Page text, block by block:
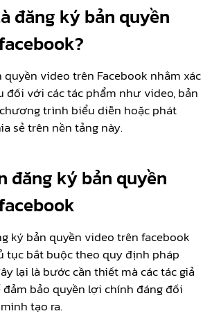
đăng ký bản quyền
quyền video trên Facebook nhằm xác
đối với các tác phẩm như video, bản
trình biểu diễn hoặc phát
sẻ trên nền tảng này.
đăng ký bản quyền
ký bản quyền video trên facebook
tục bắt buộc theo quy định pháp
lại là bước cần thiết mà các tác giả
bảo quyền lợi chính đáng đối
tạo ra.